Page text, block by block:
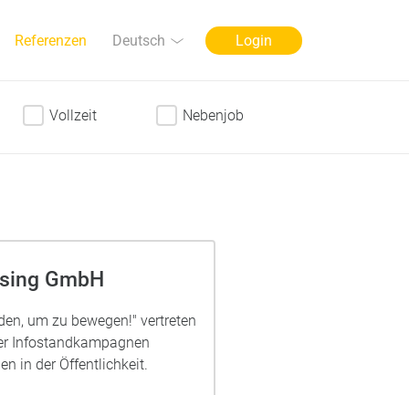
Referenzen Sprache
Deutsch Login
Vollzeit Nebenjob
GmbH
um zu bewegen!" vertreten
Infostandkampagnen
in der Öffentlichkeit.